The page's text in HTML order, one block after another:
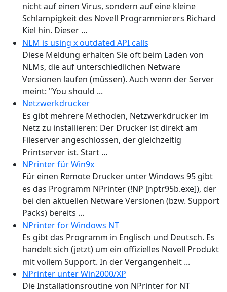
nicht auf einen Virus, sondern auf eine kleine
Schlampigkeit des Novell Programmierers Richard
Kiel hin. Dieser ...
NLM is using x outdated API calls
Diese Meldung erhalten Sie oft beim Laden von
NLMs, die auf unterschiedlichen Netware
Versionen laufen (müssen). Auch wenn der Server
meint: "You should ...
Netzwerkdrucker
Es gibt mehrere Methoden, Netzwerkdrucker im
Netz zu installieren: Der Drucker ist direkt am
Fileserver angeschlossen, der gleichzeitig
Printserver ist. Start ...
NPrinter für Win9x
Für einen Remote Drucker unter Windows 95 gibt
es das Programm NPrinter (!NP [nptr95b.exe]), der
bei den aktuellen Netware Versionen (bzw. Support
Packs) bereits ...
NPrinter for Windows NT
Es gibt das Programm in Englisch und Deutsch. Es
handelt sich (jetzt) um ein offizielles Novell Produkt
mit vollem Support. In der Vergangenheit ...
NPrinter unter Win2000/XP
Die Installationsroutine von NPrinter for NT